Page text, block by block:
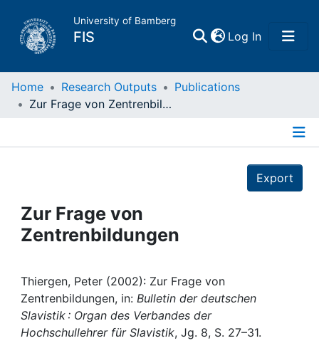
University of Bamberg
FIS Log In(current)
Home
Projects
People
Institutions
Awards
Home Research Outputs
Publications
Zur Frage von Zentrenbildungen
Export
Zur Frage von
Zentrenbildungen
Thiergen, Peter (2002): Zur Frage von
Zentrenbildungen, in: Bulletin der deutschen
Slavistik : Organ des Verbandes der
Hochschullehrer für Slavistik, Jg. 8, S. 27–31.